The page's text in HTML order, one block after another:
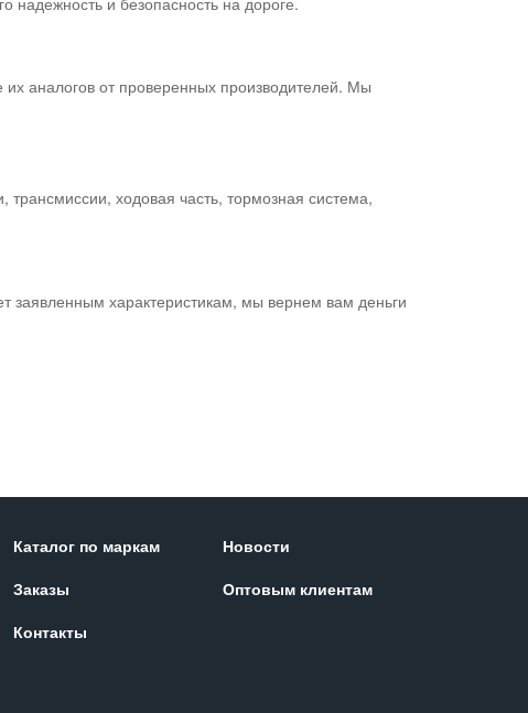
аналогов от проверенных производителей. Мы
трансмиссии, ходовая часть, тормозная система,
заявленным характеристикам, мы вернем вам деньги
Каталог по маркам
Новости
Заказы
Оптовым клиентам
Контакты